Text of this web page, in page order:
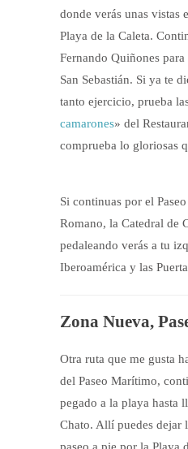
donde verás unas vistas
Playa de la Caleta.
Fernando Quiñones
San Sebastián. Si ya te
tanto ejercicio, prueba
camarones» del
comprueba lo gloriosas
Si continuas por el
Romano, la Catedral de
pedaleando verás a tu
Iberoamérica y las
Zona Nueva,
Otra ruta que me gusta
del Paseo Marítimo,
pegado a la playa hasta
Chato. Allí puedes dejar